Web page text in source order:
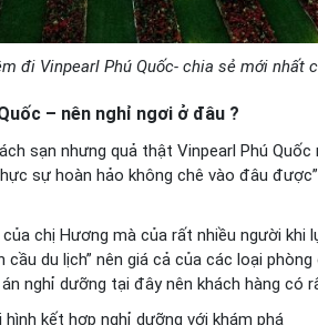
đi Vinpearl Phú Quốc- chia sẻ mới nhất
– nên nghỉ ngơi ở đâu ?
sạn nhưng quả thật Vinpearl Phú
sự hoàn hảo không chê vào đâu
chị Hương mà của rất nhiều người khi
cầu du lịch” nên giá cả của các loại
nghỉ dưỡng tại đây nên khách hàng có
hình kết hợp nghỉ dưỡng với khám phá